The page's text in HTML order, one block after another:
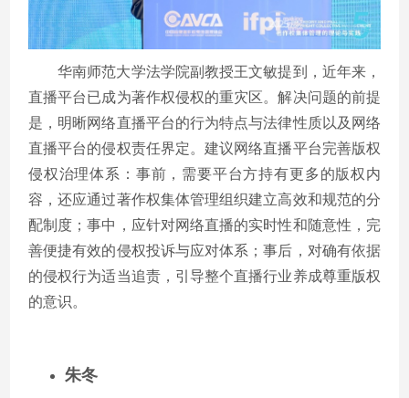
华南师范大学法学院副教授王文敏提到，近年来，
直播平台已成为著作权侵权的重灾区。解决问题的前提
是，明晰网络直播平台的行为特点与法律性质以及网络
直播平台的侵权责任界定。建议网络直播平台完善版权
侵权治理体系：事前，需要平台方持有更多的版权内
容，还应通过著作权集体管理组织建立高效和规范的分
配制度；事中，应针对网络直播的实时性和随意性，完
善便捷有效的侵权投诉与应对体系；事后，对确有依据
的侵权行为适当追责，引导整个直播行业养成尊重版权
的意识。
朱冬